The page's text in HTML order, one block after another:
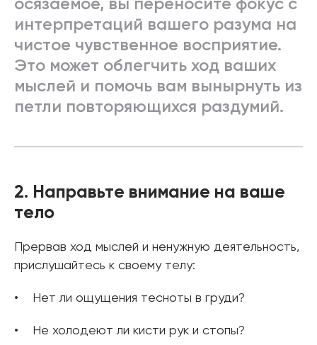
осязаемое, вы переносите фокус с
интерпретаций вашего разума на
чистое чувственное восприятие.
Это может облегчить ход ваших
мыслей и помочь вам вынырнуть из
петли повторяющихся раздумий.
2. Направьте внимание на ваше
тело
Прервав ход мыслей и ненужную деятельность,
прислушайтесь к своему телу:
Нет ли ощущения тесноты в груди?
Не холодеют ли кисти рук и стопы?